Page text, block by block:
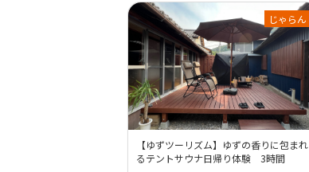
【ゆずツーリズム】ゆずの香りに包まれ
るテントサウナ日帰り体験 3時間
じゃらん